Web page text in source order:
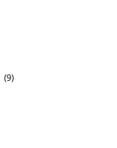
(9)